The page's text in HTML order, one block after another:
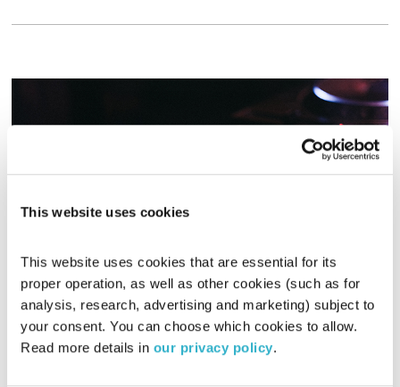
This website uses cookies
This website uses cookies that are essential for its
proper operation, as well as other cookies (such as for
analysis, research, advertising and marketing) subject to
your consent. You can choose which cookies to allow.
Read more details in our privacy policy.
כל יום מחדש – 12.11.23
כל יום מחדש
אמיר פרי